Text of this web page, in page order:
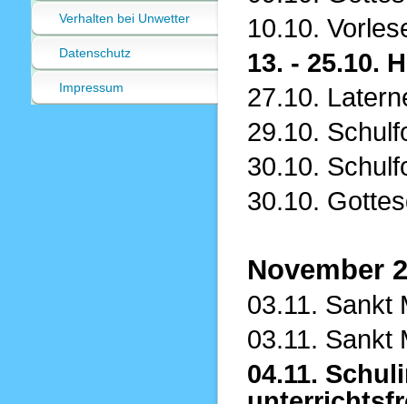
Verhalten bei Unwetter
Datenschutz
Impressum
10.10.
13. - 25.10.
27.10.
29.10.
30.10.
30.10.
November
03.11. Sankt
03.11. Sankt
04.11.